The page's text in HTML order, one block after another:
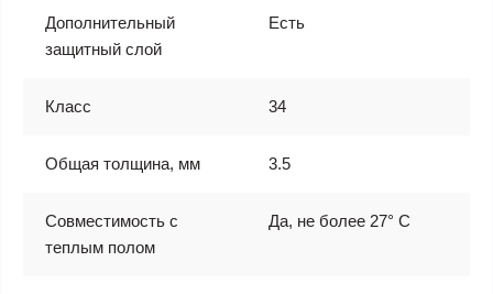
Дополнительный
защитный слой
Есть
Класс 34
Общая толщина, мм 3.5
Совместимость с
теплым полом
Да, не более 27° С